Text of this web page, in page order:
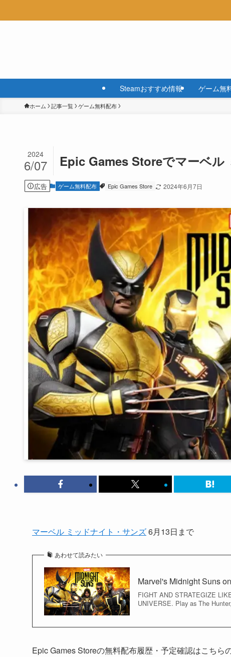
Steamおすすめ情報 ゲーム無
ホーム 記事一覧 ゲーム無料配布
Epic Games Storeでマーベル
2024
6/07
広告 ゲーム無料配布 Epic Games Store 2024年6月7日
マーベル ミッドナイト・サンズ6月13日まで
あわせて読みたい
Marvel's Midnight Suns
FIGHT AND STRATEGIZE
UNIVERSE. Play as The
Epic Games Storeの無料配布履歴・予定確認はこちら